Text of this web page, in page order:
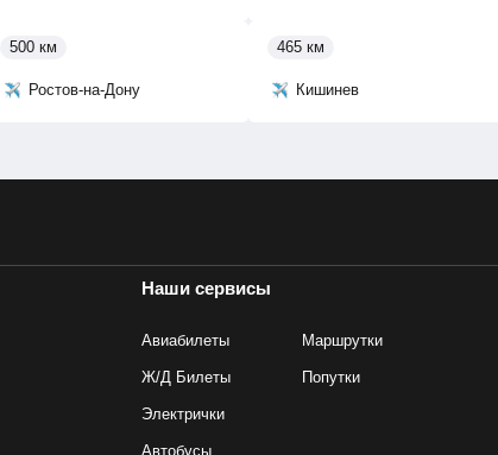
Ростов-на-Дону
500 км
Кишинев
465 км
Наши сервисы
Авиабилеты
Ж/Д Билеты
Электрички
Автобусы
Маршрутки
Попутки